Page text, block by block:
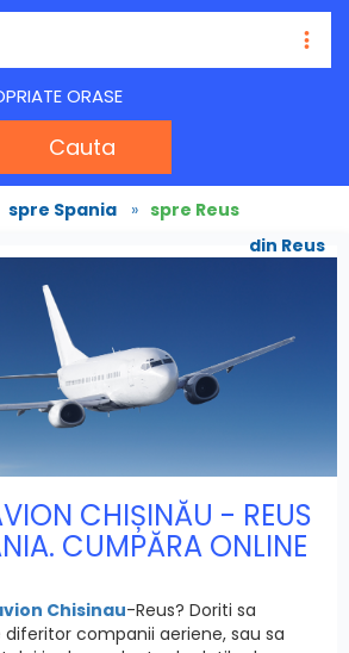
ORASE
Cauta
spre Spania » spre Reus
din Reus
CHIȘINĂU - REUS
CUMPĂRA ONLINE
Chisinau-Reus? Doriti sa
companii aeriene, sau sa